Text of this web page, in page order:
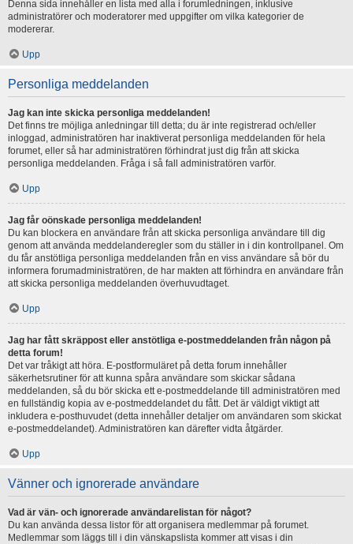
Denna sida innehåller en lista med alla i forumledningen, inklusive
administratörer och moderatorer med uppgifter om vilka kategorier de
modererar.
Upp
Personliga meddelanden
Jag kan inte skicka personliga meddelanden!
Det finns tre möjliga anledningar till detta; du är inte registrerad och/eller
inloggad, administratören har inaktiverat personliga meddelanden för hela
forumet, eller så har administratören förhindrat just dig från att skicka
personliga meddelanden. Fråga i så fall administratören varför.
Upp
Jag får oönskade personliga meddelanden!
Du kan blockera en användare från att skicka personliga användare till dig
genom att använda meddelanderegler som du ställer in i din kontrollpanel. Om
du får anstötliga personliga meddelanden från en viss användare så bör du
informera forumadministratören, de har makten att förhindra en användare från
att skicka personliga meddelanden överhuvudtaget.
Upp
Jag har fått skräppost eller anstötliga e-postmeddelanden från någon på
detta forum!
Det var tråkigt att höra. E-postformuläret på detta forum innehåller
säkerhetsrutiner för att kunna spåra användare som skickar sådana
meddelanden, så du bör skicka ett e-postmeddelande till administratören med
en fullständig kopia av e-postmeddelandet du fått. Det är väldigt viktigt att
inkludera e-posthuvudet (detta innehåller detaljer om användaren som skickat
e-postmeddelandet). Administratören kan därefter vidta åtgärder.
Upp
Vänner och ignorerade användare
Vad är vän- och ignorerade användarelistan för något?
Du kan använda dessa listor för att organisera medlemmar på forumet.
Medlemmar som läggs till i din vänskapslista kommer att visas i din